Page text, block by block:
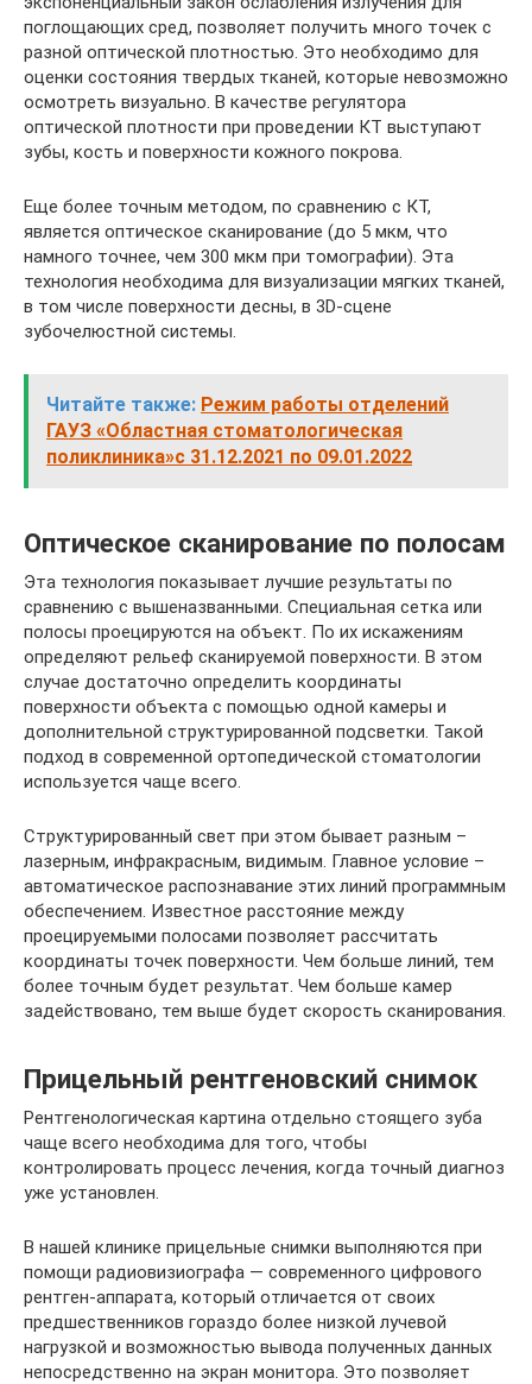
поглощающих сред, позволяет получить много точек с
разной оптической плотностью. Это необходимо для
оценки состояния твердых тканей, которые невозможно
осмотреть визуально. В качестве регулятора
оптической плотности при проведении КТ выступают
зубы, кость и поверхности кожного покрова.
Еще более точным методом, по сравнению с КТ,
является оптическое сканирование (до 5 мкм, что
намного точнее, чем 300 мкм при томографии). Эта
технология необходима для визуализации мягких тканей,
в том числе поверхности десны, в 3D-сцене
зубочелюстной системы.
Читайте также: Режим работы отделений
ГАУЗ «Областная стоматологическая
поликлиника»с 31.12.2021 по 09.01.2022
Оптическое сканирование по полосам
Эта технология показывает лучшие результаты по
сравнению с вышеназванными. Специальная сетка или
полосы проецируются на объект. По их искажениям
определяют рельеф сканируемой поверхности. В этом
случае достаточно определить координаты
поверхности объекта с помощью одной камеры и
дополнительной структурированной подсветки. Такой
подход в современной ортопедической стоматологии
используется чаще всего.
Структурированный свет при этом бывает разным –
лазерным, инфракрасным, видимым. Главное условие –
автоматическое распознавание этих линий программным
обеспечением. Известное расстояние между
проецируемыми полосами позволяет рассчитать
координаты точек поверхности. Чем больше линий, тем
более точным будет результат. Чем больше камер
задействовано, тем выше будет скорость сканирования.
Прицельный рентгеновский снимок
Рентгенологическая картина отдельно стоящего зуба
чаще всего необходима для того, чтобы
контролировать процесс лечения, когда точный диагноз
уже установлен.
В нашей клинике прицельные снимки выполняются при
помощи радиовизиографа — современного цифрового
рентген-аппарата, который отличается от своих
предшественников гораздо более низкой лучевой
нагрузкой и возможностью вывода полученных данных
непосредственно на экран монитора. Это позволяет